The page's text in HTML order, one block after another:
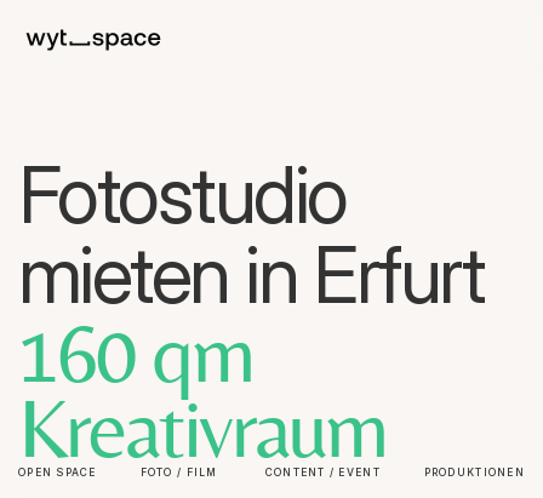
Fotostudio
mieten in Erfurt
160 qm
Kreativraum
OPEN SPACE FOTO / FILM CONTENT / EVENT PRODUKTIONEN